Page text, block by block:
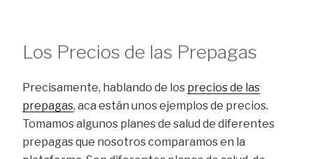
Los Precios de las Prepagas
Precisamente, hablando de los precios de las
prepagas, aca están unos ejemplos de precios.
Tomamos algunos planes de salud de diferentes
prepagas que nosotros comparamos en la